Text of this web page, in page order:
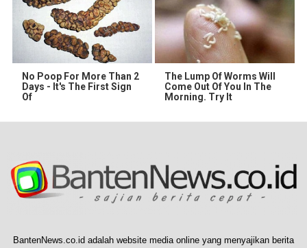
No Poop For More Than 2
Days - It's The First Sign
Of
The Lump Of Worms Will
Come Out Of You In The
Morning. Try It
BantenNews.co.id adalah website media online yang menyajikan berita